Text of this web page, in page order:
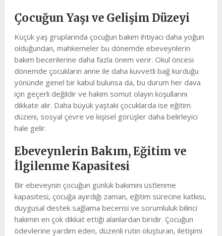
Çocuğun Yaşı ve Gelişim Düzeyi
Küçük yaş gruplarında çocuğun bakım ihtiyacı daha yoğun
olduğundan, mahkemeler bu dönemde ebeveynlerin
bakım becerilerine daha fazla önem verir. Okul öncesi
dönemde çocukların anne ile daha kuvvetli bağ kurduğu
yönünde genel bir kabul bulunsa da, bu durum her dava
için geçerli değildir ve hakim somut olayın koşullarını
dikkate alır. Daha büyük yaştaki çocuklarda ise eğitim
düzeni, sosyal çevre ve kişisel görüşler daha belirleyici
hale gelir.
Ebeveynlerin Bakım, Eğitim ve
İlgilenme Kapasitesi
Bir ebeveynin çocuğun günlük bakımını üstlenme
kapasitesi, çocuğa ayırdığı zaman, eğitim sürecine katkısı,
duygusal destek sağlama becerisi ve sorumluluk bilinci
hakimin en çok dikkat ettiği alanlardan biridir. Çocuğun
ödevlerine yardım eden, düzenli rutin oluşturan, iletişimi